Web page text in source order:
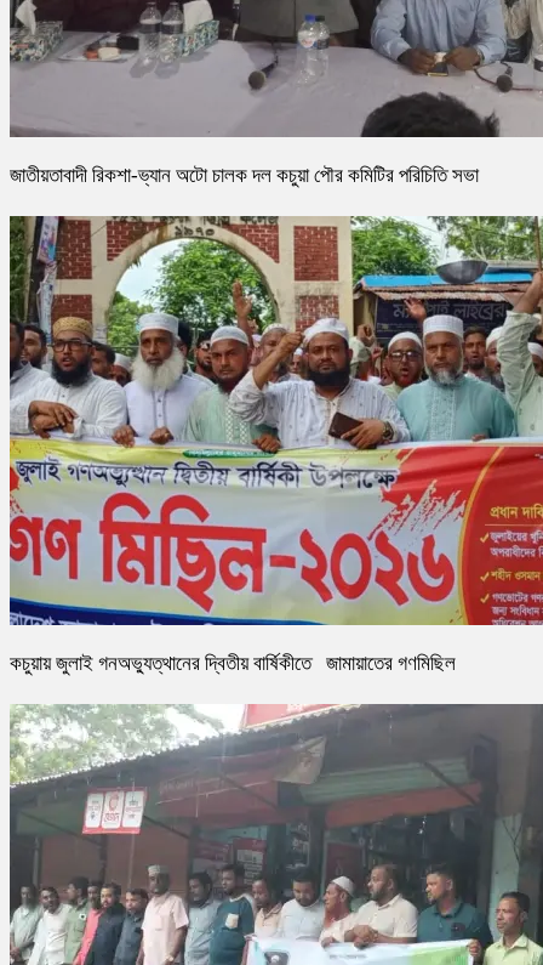
জাতীয়তাবাদী রিকশা-ভ্যান অটো চালক দল কচুয়া পৌর কমিটির পরিচিতি সভা
কচুয়ায় জুলাই গনঅভ্যুত্থানের দ্বিতীয় বার্ষিকীতে জামায়াতের গণমিছিল